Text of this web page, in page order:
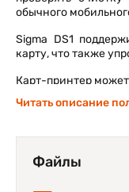
обычного
Sigma DS1
карту, что также
Карт-принтер
утечки
безопасности:
Читать описание
Файлы